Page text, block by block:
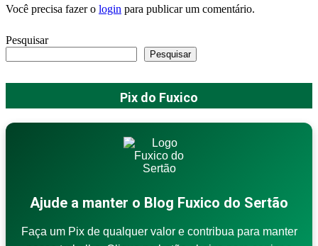
Você precisa fazer o login para publicar um comentário.
Pesquisar
Pesquisar
Pix do Fuxico
Ajude a manter o Blog Fuxico do Sertão
Faça um Pix de qualquer valor e contribua para manter